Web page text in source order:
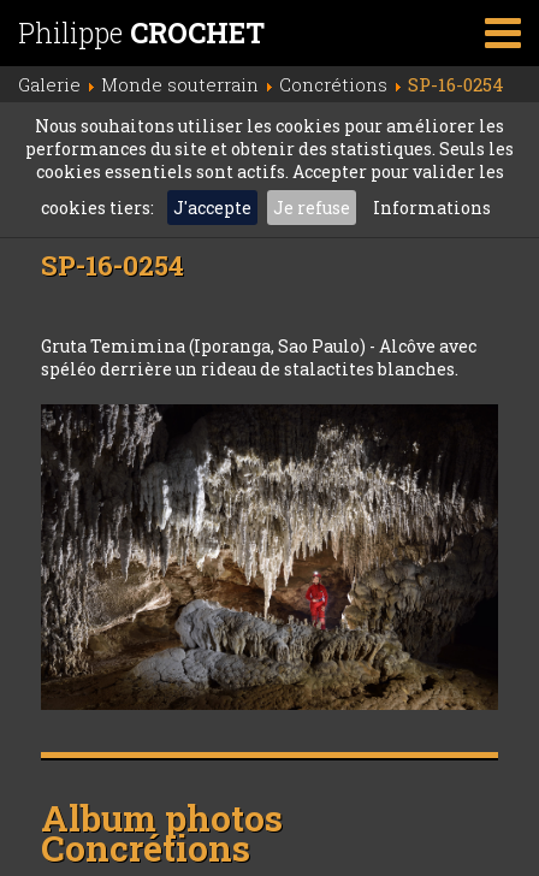
Philippe CROCHET
Galerie Monde souterrain Concrétions SP-16-0254
Nous souhaitons utiliser les cookies pour améliorer les
performances du site et obtenir des statistiques. Seuls les
cookies essentiels sont actifs. Accepter pour valider les
cookies tiers:
J'accepte Je refuse Informations
SP-16-0254
Gruta Temimina (Iporanga, Sao Paulo) - Alcôve avec
spéléo derrière un rideau de stalactites blanches.
Album photos
Concrétions